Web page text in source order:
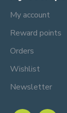
My account
Reward points
Orders
Wishlist
Newsletter